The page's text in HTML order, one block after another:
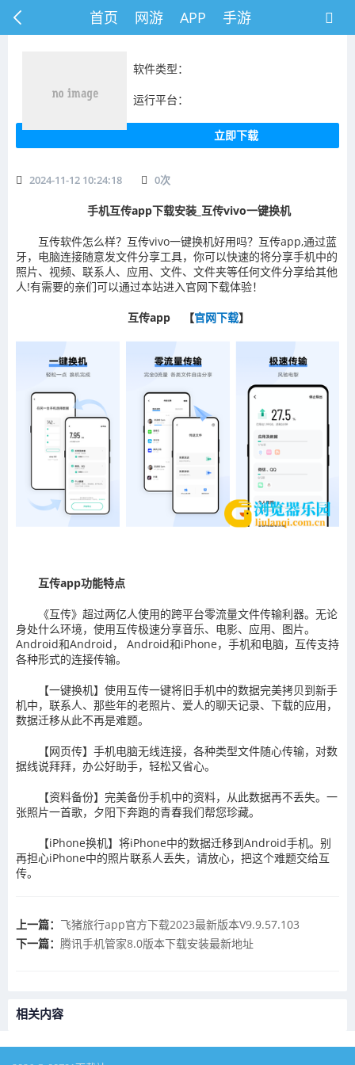
首页 网游 APP 手游
软件类型：
运行平台：
立即下载
2024-11-12 10:24:18 0次
手机互传app下载安装_互传vivo一键换机
互传软件怎么样？互传vivo一键换机好用吗？互传app,通过蓝
牙，电脑连接随意发文件分享工具，你可以快速的将分享手机中的
照片、视频、联系人、应用、文件、文件夹等任何文件分享给其他
人!有需要的亲们可以通过本站进入官网下载体验！
互传app 【官网下载】
互传app功能特点
《互传》超过两亿人使用的跨平台零流量文件传输利器。无论
身处什么环境，使用互传极速分享音乐、电影、应用、图片。
Android和Android， Android和iPhone，手机和电脑，互传支持
各种形式的连接传输。
【一键换机】使用互传一键将旧手机中的数据完美拷贝到新手
机中，联系人、那些年的老照片、爱人的聊天记录、下载的应用，
数据迁移从此不再是难题。
【网页传】手机电脑无线连接，各种类型文件随心传输，对数
据线说拜拜，办公好助手，轻松又省心。
【资料备份】完美备份手机中的资料，从此数据再不丢失。一
张照片一首歌，夕阳下奔跑的青春我们帮您珍藏。
【iPhone换机】将iPhone中的数据迁移到Android手机。别
再担心iPhone中的照片联系人丢失，请放心，把这个难题交给互
传。
上一篇： ​飞猪旅行app官方下载2023最新版本V9.9.57.103
下一篇： 腾讯手机管家8.0版本下载安装最新地址
相关内容